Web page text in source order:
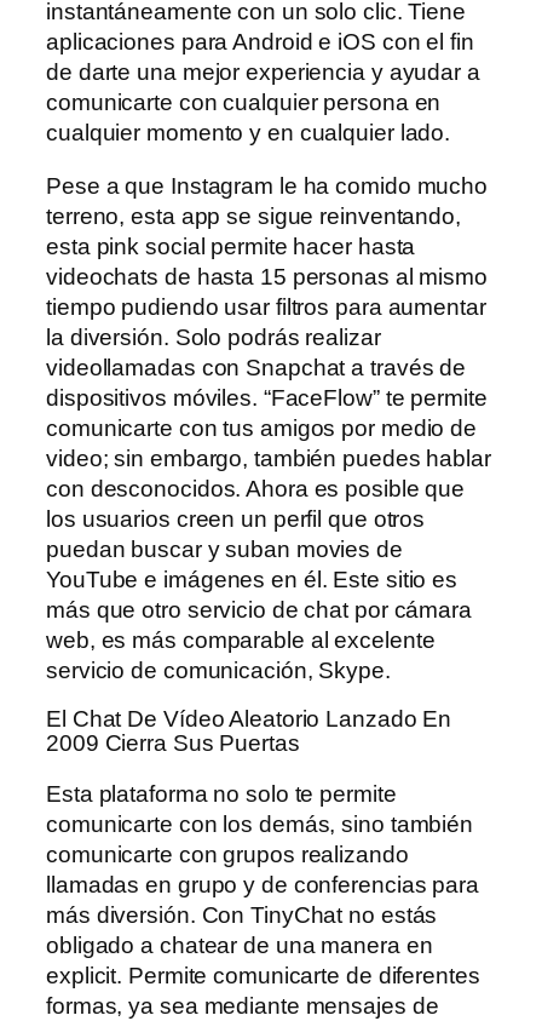
instantáneamente con un solo clic. Tiene
aplicaciones para Android e iOS con el fin
de darte una mejor experiencia y ayudar a
comunicarte con cualquier persona en
cualquier momento y en cualquier lado.
Pese a que Instagram le ha comido mucho
terreno, esta app se sigue reinventando,
esta pink social permite hacer hasta
videochats de hasta 15 personas al mismo
tiempo pudiendo usar filtros para aumentar
la diversión. Solo podrás realizar
videollamadas con Snapchat a través de
dispositivos móviles. “FaceFlow” te permite
comunicarte con tus amigos por medio de
video; sin embargo, también puedes hablar
con desconocidos. Ahora es posible que
los usuarios creen un perfil que otros
puedan buscar y suban movies de
YouTube e imágenes en él. Este sitio es
más que otro servicio de chat por cámara
web, es más comparable al excelente
servicio de comunicación, Skype.
El Chat De Vídeo Aleatorio Lanzado En
2009 Cierra Sus Puertas
Esta plataforma no solo te permite
comunicarte con los demás, sino también
comunicarte con grupos realizando
llamadas en grupo y de conferencias para
más diversión. Con TinyChat no estás
obligado a chatear de una manera en
explicit. Permite comunicarte de diferentes
formas, ya sea mediante mensajes de